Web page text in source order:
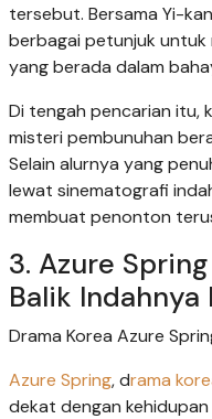
tersebut. Bersama Yi-
berbagai petunjuk untuk
yang berada dalam
Di tengah pencarian itu,
misteri pembunuhan
Selain alurnya yang
lewat sinematografi
membuat penonton
3. Azure
Balik Indahnya
Drama Korea Azure
Azure Spring, drama
dekat dengan